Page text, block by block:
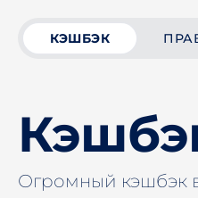
КЭШБЭК
Огромный кэшбэк